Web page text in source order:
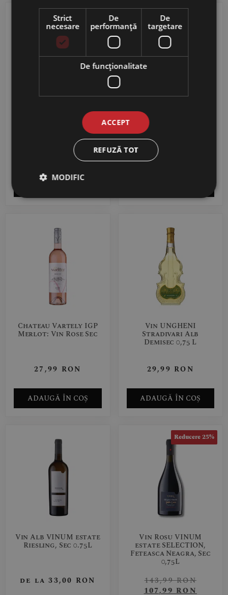
Suvorov Letto Grand
Moscato – Vin Rose
Demidulce de 1L
RON
CRAMA MIRCESTI
FETEASCA REGALA –
Vin Alb 0,75L
54,99
Chateau Vartely IGP
Merlot: Vin Rose Sec
27,99 RON
ADAUGĂ ÎN COȘ
Vin UNGHENI
Stradivari Alb
Demisec 0,75 L
29,99 RON
ADAUGĂ ÎN COȘ
Vin Alb VINUM estate
Riesling, Sec 0.75L
de la33,00 RON
Reducere 25%
Vin Rosu VINUM
estate SELECTION,
Feteasca Neagra, Sec
0,75L
143,99RON
107,99RON
Strict
necesare
De
performanță
De
targetare
De funcţionalitate
ACCEPT
REFUZĂ TOT
MODIFIC